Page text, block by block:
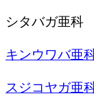
シタバガ亜科
キンウワバ亜
スジコヤガ亜